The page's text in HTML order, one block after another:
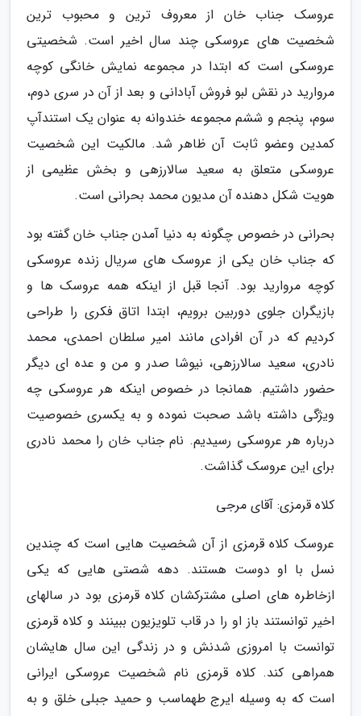
عروسک جناب خان از معروف ترین و محبوب ترین
شخصیت های عروسکی چند سال اخیر است. شخصیتی
عروسکی است که ابتدا در مجموعه نمایش خانگی کوچه
مروارید در نقش لبو فروش آبادانی و بعد از آن در سری دوم،
سوم، پنجم و ششم مجموعه خندوانه به عنوان یک استندآپ
کمدین وعضو ثابت آن ظاهر شد. مالکیت این شخصیت
عروسکی متعلق به سعید سالارزهی و بخش عظیمی از
هویت شکل دهنده آن مدیون محمد بحرانی است.
بحرانی در خصوص چگونه به دنیا آمدن جناب خان گفته بود
که جناب خان یکی از عروسک های سریال زنده عروسکی
کوچه مروارید بود. آنجا قبل از اینکه همه عروسک ها و
بازیگران جلوی دوربین برویم، ابتدا اتاق فکری را طراحی
کردیم که در آن افرادی مانند امیر سلطان احمدی، محمد
نادری، سعید سالارزهی، نیوشا صدر و من و عده ای دیگر
حضور داشتیم. همانجا در خصوص اینکه هر عروسکی چه
ویژگی داشته باشد صحبت نموده و به یکسری خصوصیت
درباره هر عروسکی رسیدیم. نام جناب خان را محمد نادری
برای این عروسک گذاشت.
کلاه قرمزی: آقای مرجی
عروسک کلاه قرمزی از آن شخصیت هایی است که چندین
نسل با او دوست هستند. دهه شصتی هایی که یکی
ازخاطره های اصلی مشترکشان کلاه قرمزی بود در سالهای
اخیر توانستند باز او را در قاب تلویزیون ببینند و کلاه قرمزی
توانست با امروزی شدنش و در زندگی این سال هایشان
همراهی کند. کلاه قرمزی نام شخصیت عروسکی ایرانی
است که به وسیله ایرج طهماسب و حمید جبلی خلق و به